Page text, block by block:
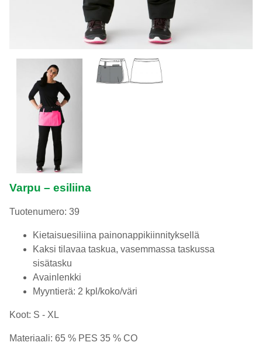
Varpu – esiliina
Tuotenumero: 39
Kietaisuesiliina painonappikiinnityksellä
Kaksi tilavaa taskua, vasemmassa taskussa
sisätasku
Avainlenkki
Myyntierä: 2 kpl/koko/väri
Koot: S - XL
Materiaali: 65 % PES 35 % CO